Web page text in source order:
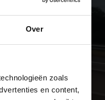
Over
zoals
en content,